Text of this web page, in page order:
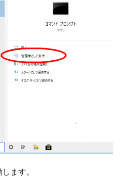
ます。